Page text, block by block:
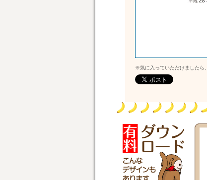
※気に入っていただけましたら